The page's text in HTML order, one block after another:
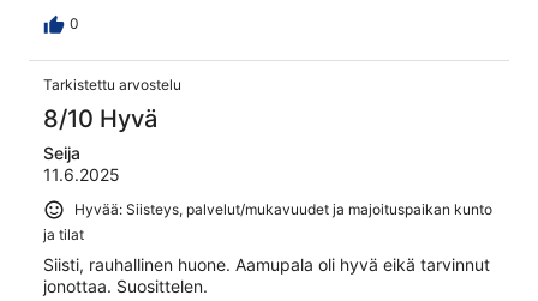
0
Tarkistettu arvostelu
8/10 Hyvä
Seija
11.6.2025
Hyvää: Siisteys, palvelut/mukavuudet ja majoituspaikan kunto
ja tilat
Siisti, rauhallinen huone. Aamupala oli hyvä eikä tarvinnut
jonottaa. Suosittelen.